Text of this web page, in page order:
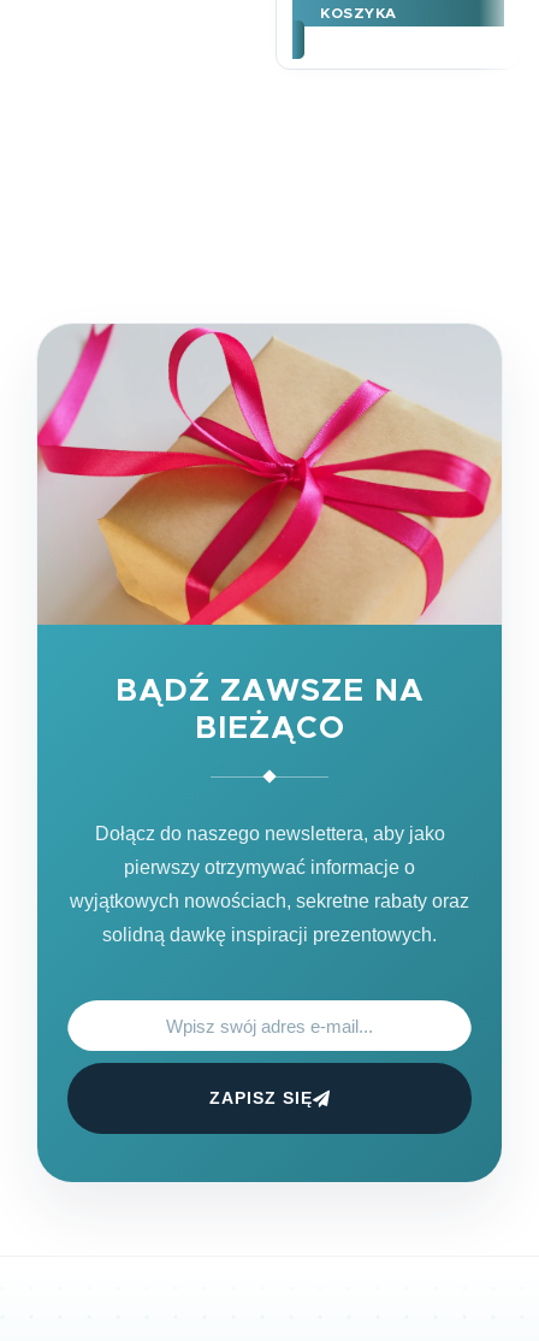
KOSZYKA
BĄDŹ ZAWSZE NA
BIEŻĄCO
Dołącz do naszego newslettera, aby jako
pierwszy otrzymywać informacje o
wyjątkowych nowościach, sekretne rabaty oraz
solidną dawkę inspiracji prezentowych.
ZAPISZ SIĘ